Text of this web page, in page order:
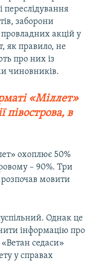
переслідування
заборони
акцій у
як правило, не
про них із
чиновників.
«Міллет»
півострова, в
охоплює 50%
– 90%. Три
мовити
Однак це
інформацію про
седаси»
у справах